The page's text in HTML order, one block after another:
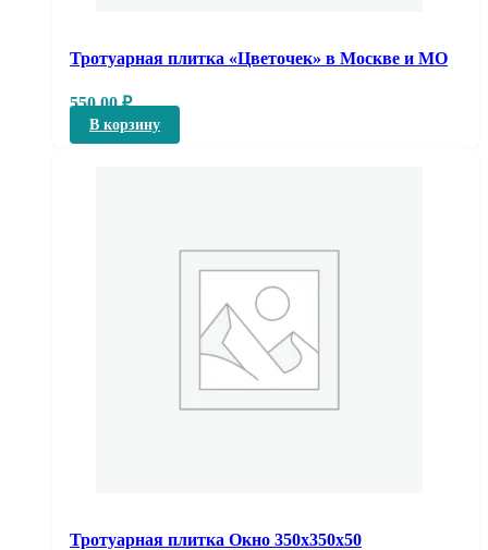
Тротуарная плитка «Цветочек» в Москве и МО
550,00₽
В корзину
Тротуарная плитка Окно 350х350х50